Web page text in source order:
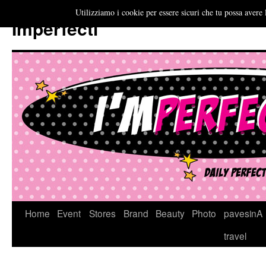
Imperfecti
VaiHome Event Stores Brand Beauty Photo
pavesinA
travel
Utilizziamo i cookie per essere sicuri che tu possa